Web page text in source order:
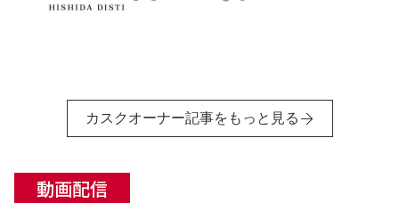
カスクオーナー記事をもっと見る
動画配信